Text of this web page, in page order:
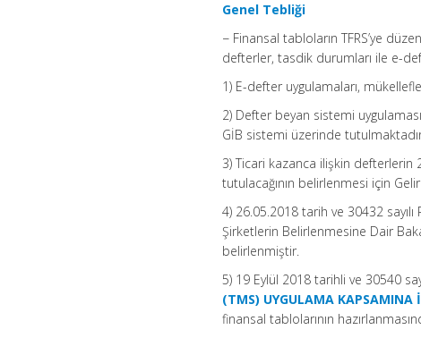
Genel Tebliği
− Finansal tabloların TFRS’ye
defterler, tasdik durumları ile e-
1) E-defter uygulamaları,
2) Defter beyan sistemi
GİB sistemi üzerinde
3) Ticari kazanca ilişkin defterlerin
tutulacağının belirlenmesi için
4) 26.05.2018 tarih ve 30432
Şirketlerin Belirlenmesine Dair
belirlenmiştir.
5) 19 Eylül 2018 tarihli ve 30540
(TMS) UYGULAMA KAPSAMINA
finansal tablolarının